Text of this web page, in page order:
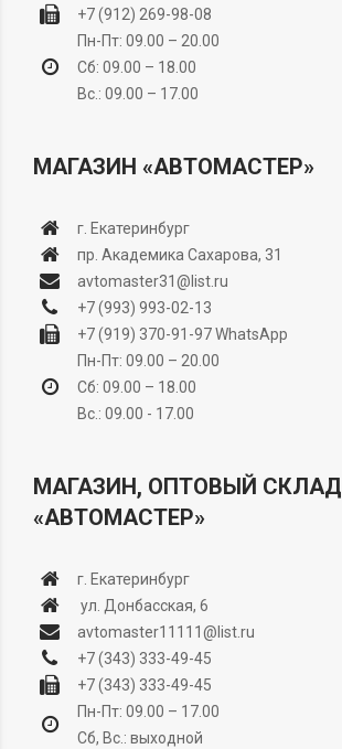
+7 (912) 269-98-08
Пн-Пт: 09.00 – 20.00
Сб: 09.00 – 18.00
Вс.: 09.00 – 17.00
МАГАЗИН «АВТОМАСТЕР»
г. Екатеринбург
пр. Академика Сахарова, 31
avtomaster31@list.ru
+7 (993) 993-02-13
+7 (919) 370-91-97WhatsApp
Пн-Пт: 09.00 – 20.00
Сб: 09.00 – 18.00
Вс.: 09.00 - 17.00
МАГАЗИН, ОПТОВЫЙ СКЛАД
«АВТОМАСТЕР»
г. Екатеринбург
ул. Донбасская, 6
avtomaster11111@list.ru
+7 (343) 333-49-45
+7 (343) 333-49-45
Пн-Пт: 09.00 – 17.00
Сб, Вс.: выходной